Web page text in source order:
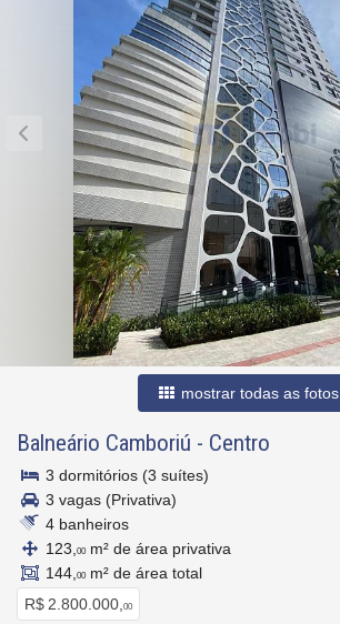
mostrar todas as fotos
Balneário Camboriú - Centro
3 dormitórios (3 suítes)
3 vagas (Privativa)
4 banheiros
123, 00 m² de área privativa
144, 00 m² de área total
R$ 2.800.000, 00